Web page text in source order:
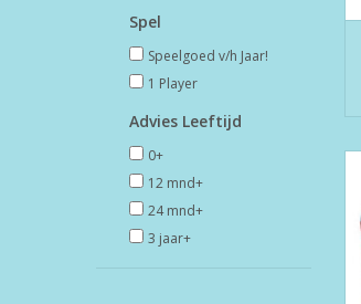
Spel
Speelgoed v/h Jaar!
1 Player
Advies Leeftijd
0+
12 mnd+
24 mnd+
3 jaar+